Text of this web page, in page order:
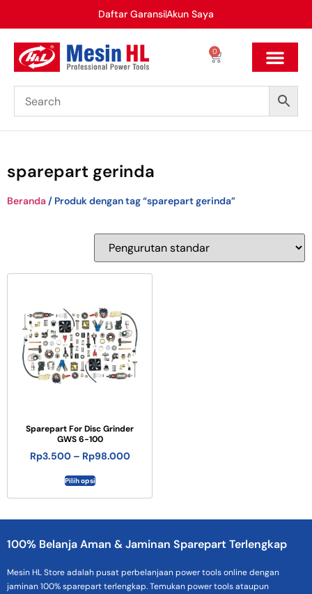
Daftar GaransiAkun Saya
0
sparepart gerinda
Beranda / Produk dengan tag “sparepart gerinda”
Sparepart For Disc Grinder
GWS 6-100
Rp3.500 – Rp98.000
Pilih opsi
100% Belanja Aman & Jaminan Sparepart Terlengkap
Mesin HL Store adalah pusat perbelanjaan power tools online dengan
jaminan 100% sparepart terlengkap. Temukan power tools ataupun